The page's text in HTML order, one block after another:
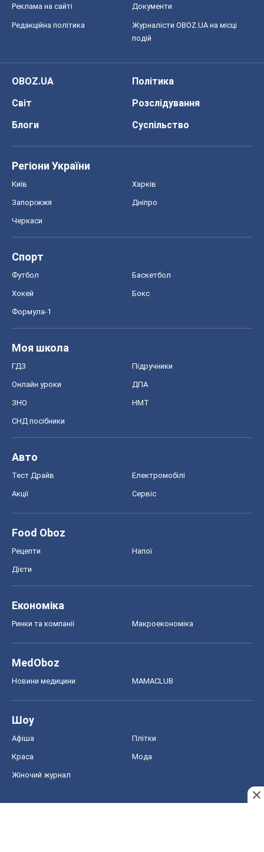
Реклама на сайті Документи
Редакційна політика
Журналісти OBOZ.UA на місці
подій
OBOZ.UA
Політика
Світ
Розслідування
Блоги
Суспільство
Регіони України
Київ Харків
Запоріжжя Дніпро
Черкаси
Спорт
Футбол Баскетбол
Хокей Бокс
Формула-1
Моя школа
ГДЗ Підручники
Онлайн уроки ДПА
ЗНО НМТ
СНД посібники
Авто
Тест Драйв Електромобілі
Акції Сервіс
Food Oboz
Рецепти Напої
Дієти
Економіка
Ринки та компанії Макроекономіка
MedOboz
Новини медицини MAMACLUB
Шоу
Афіша Плітки
Краса Мода
Жіночий журнал